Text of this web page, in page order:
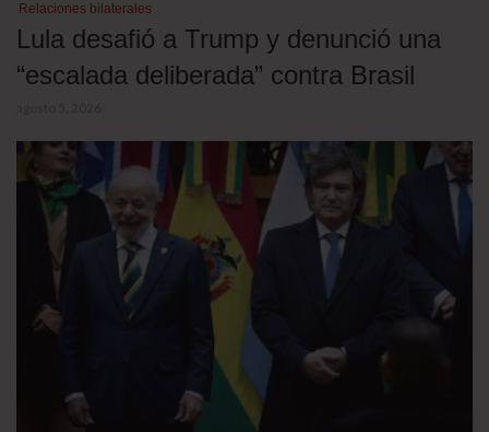
Relaciones bilaterales
Lula desafió a Trump y denunció una
“escalada deliberada” contra Brasil